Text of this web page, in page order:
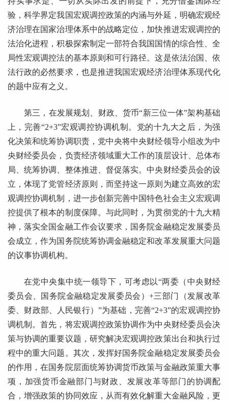
验，科学界定我国宏观调控政策的内涵与外延，明确宏观经
济治理在国家治理体系中的战略定位，加快推进宏观调控的
法治化进程，积极探索制定一部符合我国国情的综合性、全
局性宏观调控法的基本原则和可行路径。这是依法治国、依
法行政的必然要求，也是推进我国宏观经济治理体系现代化
的题中应有之义。
第三，在发展规划、财政、货币“新三位一体”架构基础
上，完善“2+3”宏观调控协调机制。党的十九大之后，为强
化决策和统筹协调职责，党中央将中央财经领导小组改为中
央财经委员会，负责经济领域重大工作的顶层设计、总体布
局、统筹协调、整体推进、督促落实。中央财经委员会的设
立，体现了党管经济原则，而坚持这一原则为建立高效的宏
观调控协调机制，进一步创新完善中国特色社会主义宏观调
控提供了根本的制度保障。与此同时，为贯彻党的十九大精
神，落实全国金融工作会议要求，国务院金融稳定发展委员
会成立，作为国务院统筹协调金融稳定和改革发展重大问题
的议事协调机构。
在党中央集中统一领导下，可考虑以“两委（中央财经
委员会、国务院金融稳定发展委员会）+三部门（发展改革
委、财政部、人民银行）”为基础，完善“2+3”的宏观调控协
调机制。首先，将宏观调控政策协调作为中央财经委员会决
策与协调的重要议题，研究解决宏观调控政策出台和执行过
程中的重大问题。其次，发挥好国务院金融稳定发展委员会
的作用，在国务院层面统筹协调货币政策与金融政策重大事
项，加强货币金融部门与财政、发展改革等部门的协调配
合，增强政策的协同效应，从而有效化解重大金融风险，更